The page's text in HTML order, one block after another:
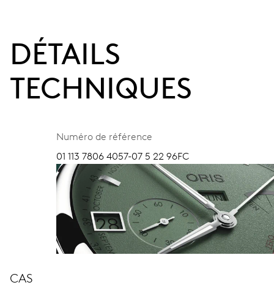
DÉTAILS
TECHNIQUES
Numéro de référence
01 113 7806 4057-07 5 22 96FC
CAS